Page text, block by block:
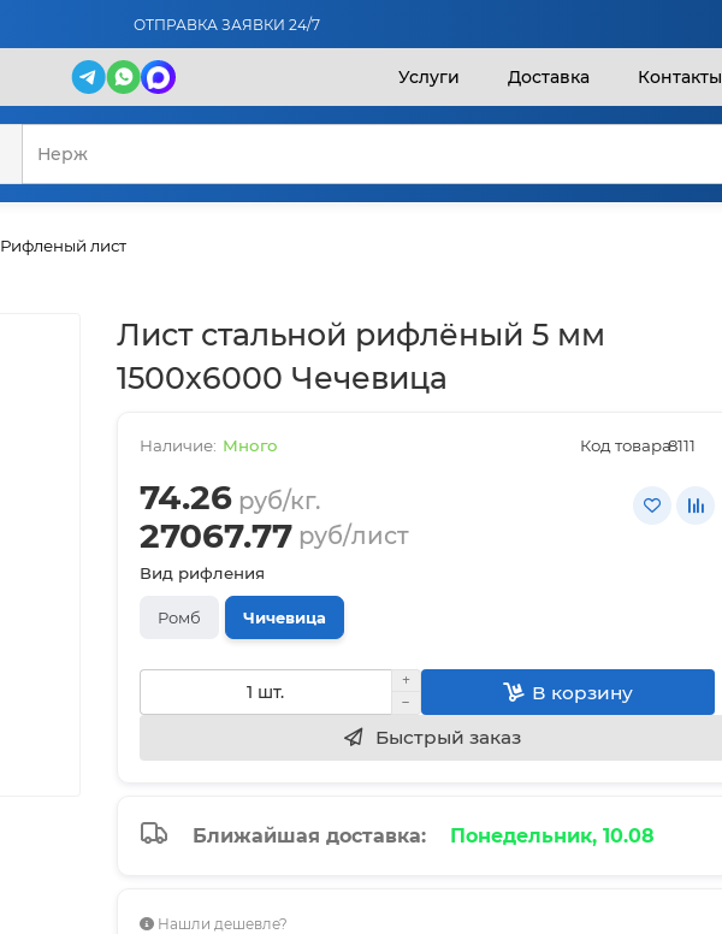
ОТПРАВКА ЗАЯВКИ 24/7
Услуги Доставка Контакты
Рифленый лист
Лист стальной рифлёный 5 мм
1500х6000 Чечевица
Много Код товара:8111
74.26 руб/кг.
27067.77 руб/лист
Вид рифления
Ромб Чичевица
В корзину
Быстрый заказ
Ближайшая доставка: Понедельник, 10.08
Нашли дешевле?